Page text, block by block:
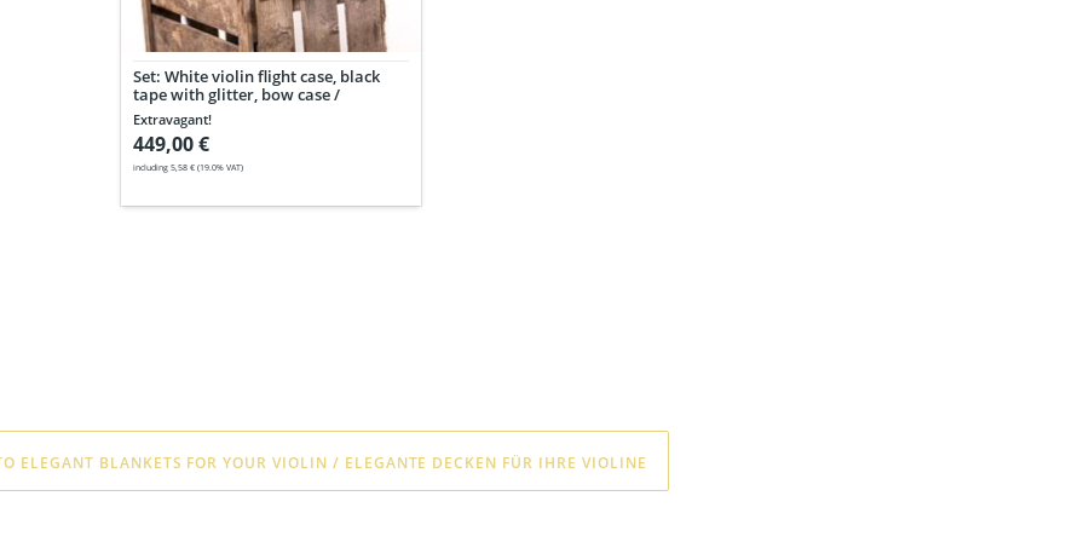
Weißes
Violin
Flight
Case,
schwarze
Glitzerbänder,
Bogenetui
Set: White violin flight case, black
tape with glitter, bow case /
Weißes Violin Flight Case,
schwarze Glitzerbänder,
Bogenetui
Extravagant!
449,00 €
including 5,58 € (19.0% VAT)
ELEGANT BLANKETS FOR YOUR VIOLIN / ELEGANTE DECKEN FÜR IHRE VIOLINE